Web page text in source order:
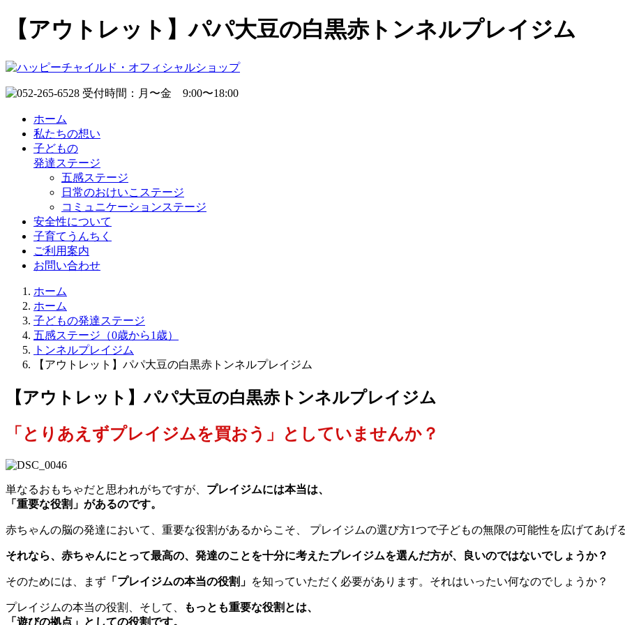
【アウトレット】パパ大豆の白黒赤トンネルプレイジム
ホーム
私たちの想い
子どもの
発達ステージ
五感ステージ
日常のおけいこステージ
コミュニケーションステージ
安全性について
子育てうんちく
ご利用案内
お問い合わせ
ホーム
ホーム
子どもの発達ステージ
五感ステージ（0歳から1歳）
トンネルプレイジム
【アウトレット】パパ大豆の白黒赤トンネルプレイジム
【アウトレット】パパ大豆の白黒赤トンネルプレイジム
「 とりあえずプレイジムを買おう」としていませんか？
単なるおもちゃだと思われがちですが、 プレイジムには本当は、
「重要な役割」があるのです。
赤ちゃんの脳の発達において、重要な役割があるからこそ、 プレイジムの選び方1つで子どもの無限の可能性を広げてあげ
それなら、赤ちゃんにとって最高の、発達のことを十分に考えたプレイジムを選んだ方が、良いのではないでしょうか？
そのためには、まず 「プレイジムの本当の役割」 を知っていただく必要があります。それはいったい何なのでしょうか？
プレイジムの本当の役割、そして、
もっとも重要な役割とは、
「遊びの拠点」としての役割です。